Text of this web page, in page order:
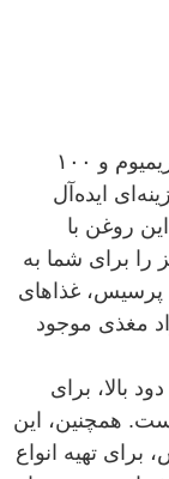
روغن ذرت پرسیس، یکی از محصولات پریمیوم و ۱۰۰
ایده‌آل
روغن با
را برای شما به
پرسیس، غذاهای
مغذی موجود
بالا، برای
همچنین، این
تهیه انواع